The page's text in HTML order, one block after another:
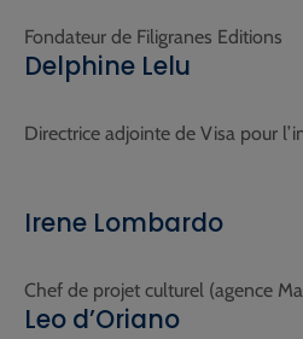
Fondateur de Filigranes Editions
Delphine Lelu
Directrice adjointe de Visa pour
Irene Lombardo
Chef de projet culturel (agence
Leo d’Oriano